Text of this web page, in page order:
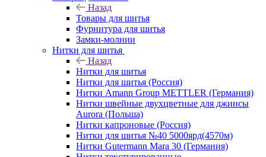
Назад
Товары для шитья
Фурнитура для шитья
Замки-молнии
Нитки для шитья
Назад
Нитки для шитья
Нитки для шитья (Россия)
Нитки Amann Group METTLER (Германия)
Нитки швейные двухцветные для джинсы
Aurora (Польша)
Нитки капроновые (Россия)
Нитки для шитья №40 5000ярд(4570м)
Нитки Gutermann Mara 30 (Германия)